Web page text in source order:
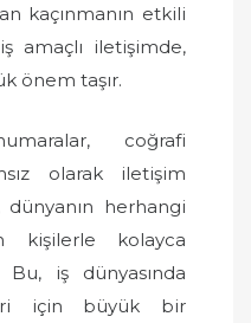
kaçınmanın etkili
amaçlı iletişimde,
önem taşır.
coğrafi
olarak iletişim
dünyanın herhangi
kişilerle kolayca
Bu, iş dünyasında
için büyük bir